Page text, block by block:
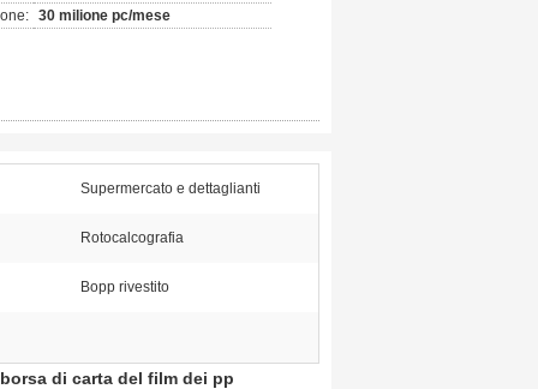
30 milione pc/mese
Supermercato e dettaglianti
Rotocalcografia
Bopp rivestito
di carta del film dei pp